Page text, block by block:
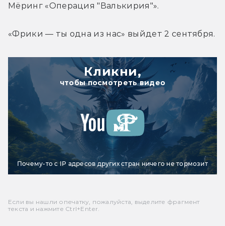
Мёринг «Операция "Валькирия"».
«Фрики — ты одна из нас» выйдет 2 сентября.
Кликни,
чтобы посмотреть видео
Почему-то с IP адресов других стран ничего не тормозит
Если вы нашли опечатку, пожалуйста, выделите фрагмент
текста и нажмите Ctrl+Enter.